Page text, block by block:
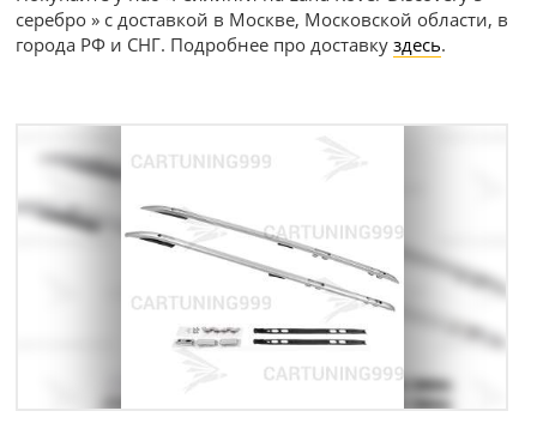
серебро » с доставкой в Москве, Московской области, в
города РФ и СНГ. Подробнее про доставкуздесь.